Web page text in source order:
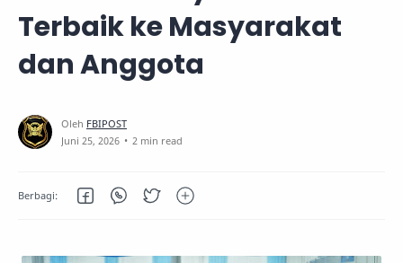
Terbaik ke Masyarakat
dan Anggota
2 min read